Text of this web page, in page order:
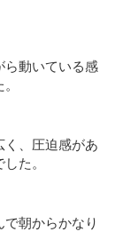
ら動いている感
く、圧迫感があ
た。
朝からかなり